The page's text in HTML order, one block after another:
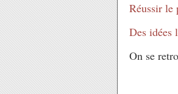
Réussir le
Des idées
On se